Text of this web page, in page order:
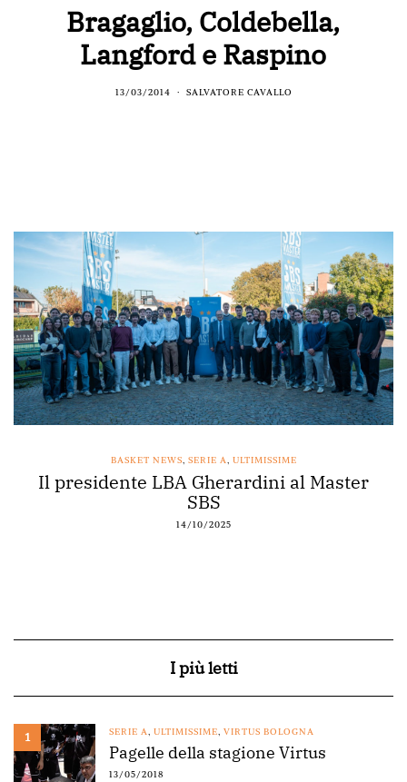
Bragaglio, Coldebella,
Langford e Raspino
13/03/2014 SALVATORE CAVALLO
BASKET NEWS, SERIE A, ULTIMISSIME
Il presidente LBA Gherardini al Master
SBS
14/10/2025
I più letti
1 SERIE A, ULTIMISSIME, VIRTUS BOLOGNA
Pagelle della stagione Virtus
13/05/2018